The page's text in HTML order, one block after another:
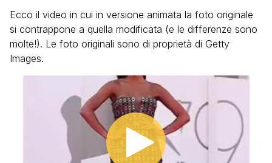
Ecco il video in cui in versione animata la foto originale
si contrappone a quella modificata (e le differenze sono
molte!). Le foto originali sono di proprietà di Getty
Images.